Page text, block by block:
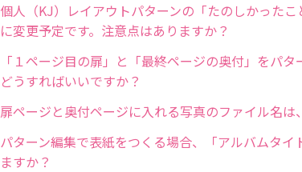
個人（KJ）レイアウトパターンの「たのしかった
に変更予定です。注意点はありますか？
「１ページ目の扉」と「最終ページの奥付」をパ
どうすればいいですか？
扉ページと奥付ページに入れる写真のファイル名
パターン編集で表紙をつくる場合、「アルバムタ
ますか？